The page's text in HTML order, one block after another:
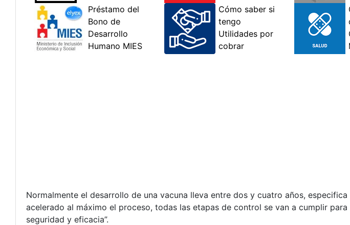
Normalmente el desarrollo de una vacuna lleva entre dos y cuatro años,
acelerado al máximo el proceso, todas las etapas de control se van a cumplir
seguridad y eficacia”.